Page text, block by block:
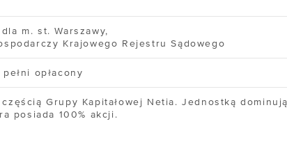
klienta
po chmurze
/ Kontakt
m. st. Warszawy,
Krajowego Rejestru Sądowego
opłacony
Grupy Kapitałowej Netia. Jednostką
posiada 100% akcji.